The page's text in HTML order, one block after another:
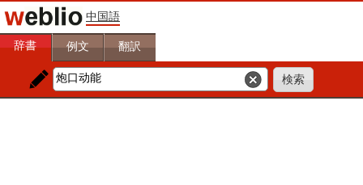
中国語
辞書 例文 翻訳